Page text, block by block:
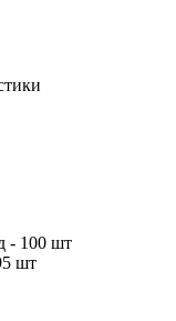
- 100 шт
шт